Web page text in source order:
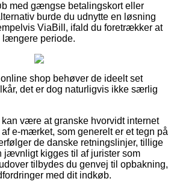
med gængse betalingskort eller
burde du udnytte en løsning
ViaBill, ifald du foretrækker at
længere periode.
shop behøver de ideelt set
det er dog naturligvis ikke særlig
være at granske hvorvidt internet
e-mærket, som generelt er et tegn på
de danske retningslinjer, tillige
jævnligt kigges til af jurister som
tilbydes du genvej til opbakning,
med dit indkøb.